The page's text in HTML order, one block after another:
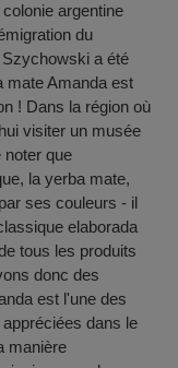
argentine
du
a été
mate Amanda est
! Dans la région où
visiter un musée
noter que
la yerba mate,
ses couleurs - il
elaborada
tous les produits
donc des
est l'une des
dans le
manière